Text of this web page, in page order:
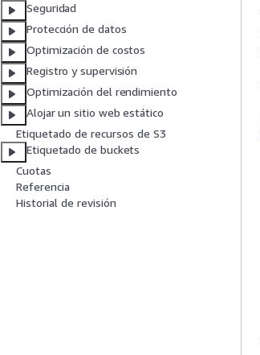
Seguridad
Protección de datos
Optimización de costos
Registro y supervisión
Optimización del rendimiento
Alojar un sitio web estático
Etiquetado de recursos de S3
Etiquetado de buckets
Cuotas
Referencia
Historial de revisión